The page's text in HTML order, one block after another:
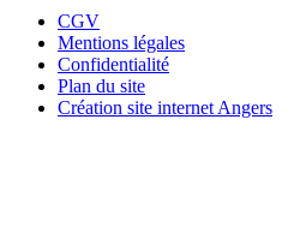
CGV
Mentions légales
Confidentialité
Plan du site
Création site internet Angers